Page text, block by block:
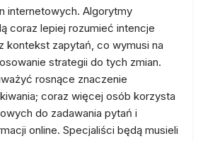
internetowych. Algorytmy
coraz lepiej rozumieć intencje
kontekst zapytań, co wymusi na
strategii do tych zmian.
rosnące znaczenie
coraz więcej osób korzysta
do zadawania pytań i
online. Specjaliści będą musieli